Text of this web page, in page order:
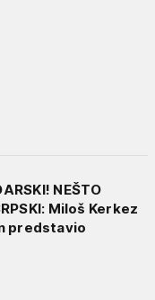
NEŠTO
Miloš Kerkez
predstavio